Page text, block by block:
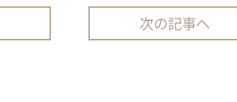
次の記事へ